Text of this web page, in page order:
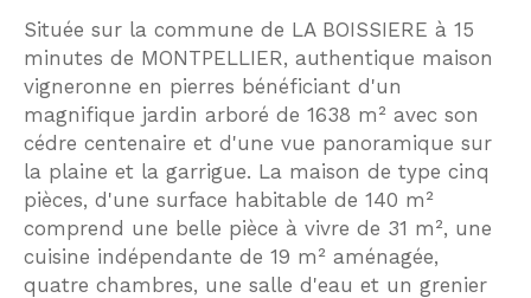
Située sur la commune de LA BOISSIERE à 15
minutes de MONTPELLIER, authentique maison
vigneronne en pierres bénéficiant d'un
magnifique jardin arboré de 1638 m² avec son
cédre centenaire et d'une vue panoramique sur
la plaine et la garrigue. La maison de type cinq
pièces, d'une surface habitable de 140 m²
comprend une belle pièce à vivre de 31 m², une
cuisine indépendante de 19 m² aménagée,
quatre chambres, une salle d'eau et un grenier